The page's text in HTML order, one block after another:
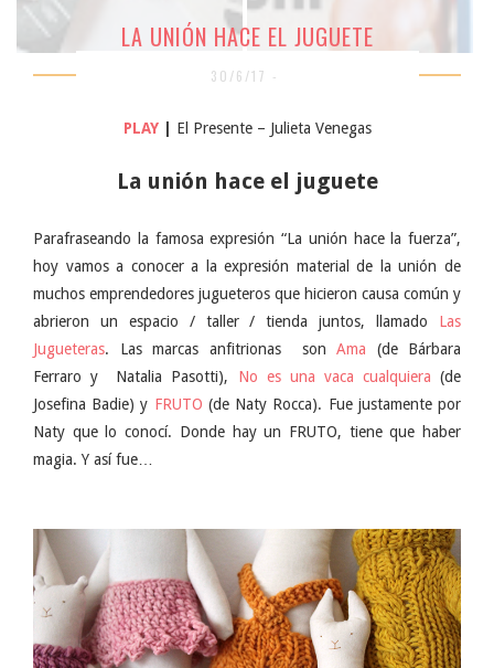
LA UNIÓN HACE EL JUGUETE
30/6/17 -
PLAY| El Presente – Julieta Venegas
La unión hace el juguete
Parafraseando la famosa expresión “La unión hace la fuerza”,
hoy vamos a conocer a la expresión material de la unión de
muchos emprendedores jugueteros que hicieron causa común y
abrieron un espacio / taller / tienda juntos, llamado Las
Jugueteras. Las marcas anfitrionas son Ama (de Bárbara
Ferraro y Natalia Pasotti), No es una vaca cualquiera (de
Josefina Badie) y FRUTO (de Naty Rocca). Fue justamente por
Naty que lo conocí. Donde hay un FRUTO, tiene que haber
magia. Y así fue…